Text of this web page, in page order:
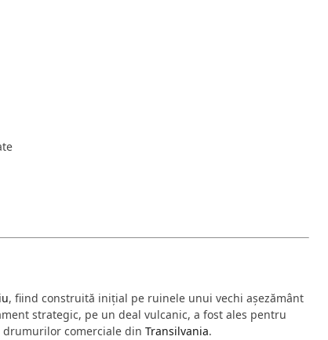
, fiind construită inițial pe ruinele unui vechi așezământ
strategic, pe un deal vulcanic, a fost ales pentru
drumurilor comerciale din Transilvania.